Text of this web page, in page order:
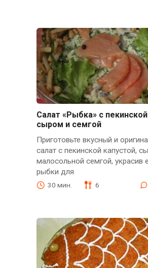
Салат «Рыбка» с
сыром и семгой
Приготовьте вкусный и
салат с пекинской капустой,
малосольной семгой, украсив
рыбки для
30 мин. 6